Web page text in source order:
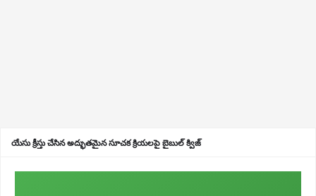
యేసు క్రీస్తు చేసిన అద్భుతమైన సూచక క్రియలపై బైబుల్ క్విజ్